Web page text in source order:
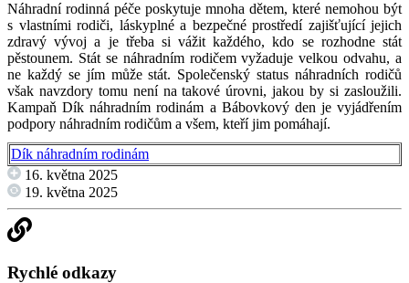
Náhradní rodinná péče poskytuje mnoha dětem, které nemohou být
s vlastními rodiči, láskyplné a bezpečné prostředí zajišťující jejich
zdravý vývoj a je třeba si vážit každého, kdo se rozhodne stát
pěstounem. Stát se náhradním rodičem vyžaduje velkou odvahu, a
ne každý se jím může stát. Společenský status náhradních rodičů
však navzdory tomu není na takové úrovni, jakou by si zasloužili.
Kampaň Dík náhradním rodinám a Bábovkový den je vyjádřením
podpory náhradním rodičům a všem, kteří jim pomáhají.
Dík náhradním rodinám
16. května 2025
19. května 2025
Rychlé odkazy